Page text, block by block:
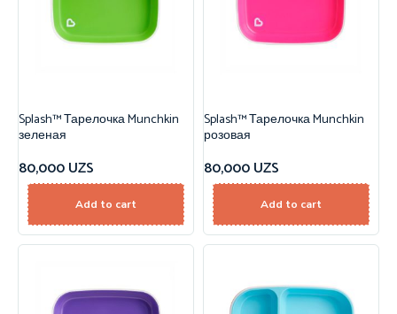
Splash™ Тарелочка Munchkin
зеленая
80,000UZS
Add to cart
Splash™ Тарелочка Munchkin
розовая
80,000UZS
Add to cart